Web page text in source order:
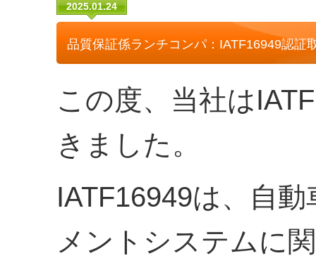
2025.01.24
品質保証係ランチコンパ：IATF16949認証
この度、当社は
きました。
IATF16949は、自
メントシステムに